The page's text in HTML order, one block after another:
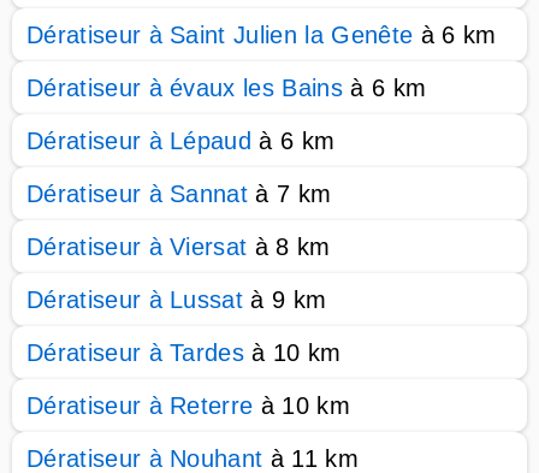
Dératiseur à Saint Julien la Genête à 6 km
Dératiseur à évaux les Bainsà 6 km
Dératiseur à Lépaud à 6 km
Dératiseur à Sannat à 7 km
Dératiseur à Viersat à 8 km
Dératiseur à Lussat à 9 km
Dératiseur à Tardes à 10 km
Dératiseur à Reterre à 10 km
Dératiseur à Nouhant à 11 km